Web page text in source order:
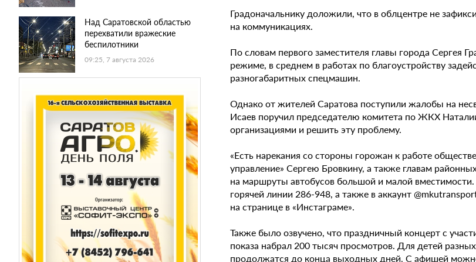
Над Саратовской областью
перехватили вражеские
беспилотники
09:25, 7 августа 2026
Градоначальнику доложили, что в облцентре не
на коммуникациях.
По словам первого заместителя главы города Сергея
режиме, в среднем в работах по благоустройству
разногабаритных спецмашин.
Однако от жителей Саратова поступили жалобы на
Исаев поручил председателю комитета по ЖКХ
организациями и решить эту проблему.
«Есть нарекания со стороны горожан к работе
управление» Сергею Бровкину, а также главам
на маршруты автобусов большой и малой
горячей линии 286-948, а также в аккаунт
на странице в «Инстаграме».
Также было озвучено, что праздничный концерт с
показа набрал 200 тысяч просмотров. Для детей
продолжатся до конца выходных дней. С афишей